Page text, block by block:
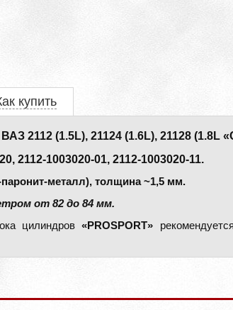
купить
2112 (1.5L), 21124 (1.6L), 21128 (1.8L
2112-1003020-01, 2112-1003020-11.
металл), толщина ~1,5 мм.
от 82 до 84 мм.
цилиндров«PROSPORT»